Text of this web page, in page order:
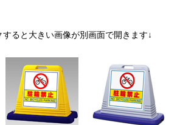
ると大きい画像が別画面で開きます↓